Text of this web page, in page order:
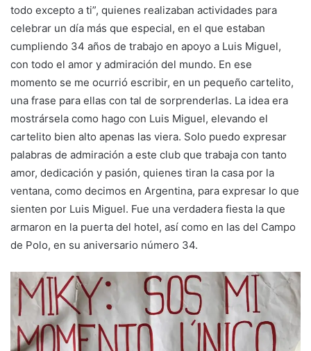
todo excepto a ti”, quienes realizaban actividades para
celebrar un día más que especial, en el que estaban
cumpliendo 34 años de trabajo en apoyo a Luis Miguel,
con todo el amor y admiración del mundo. En ese
momento se me ocurrió escribir, en un pequeño cartelito,
una frase para ellas con tal de sorprenderlas. La idea era
mostrársela como hago con Luis Miguel, elevando el
cartelito bien alto apenas las viera. Solo puedo expresar
palabras de admiración a este club que trabaja con tanto
amor, dedicación y pasión, quienes tiran la casa por la
ventana, como decimos en Argentina, para expresar lo que
sienten por Luis Miguel. Fue una verdadera fiesta la que
armaron en la puerta del hotel, así como en las del Campo
de Polo, en su aniversario número 34.